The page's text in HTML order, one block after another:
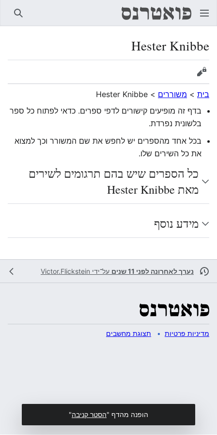
Hester Knibbe
הצגת מקור
בית > משוררים >
Hester Knibbe
בדף זה מופיעים קישורים לדפי ספרים. כדאי לפתוח כל ספר
בלשונית נפרדת.
בכל אחד מהספרים יש לחפש את שם המשורר וכך למצוא
את כל השירים שלו.
כל הספרים שיש בהם תרגומים לשירים
מאת Hester Knibbe
מידע נוסף
נערך לאחרונה לפני 11 שנים על־ידי Victor.Flickstein
מדיניות פרטיות תצוגת מחשבים
הופנה מהדף "הסטר קניבה"